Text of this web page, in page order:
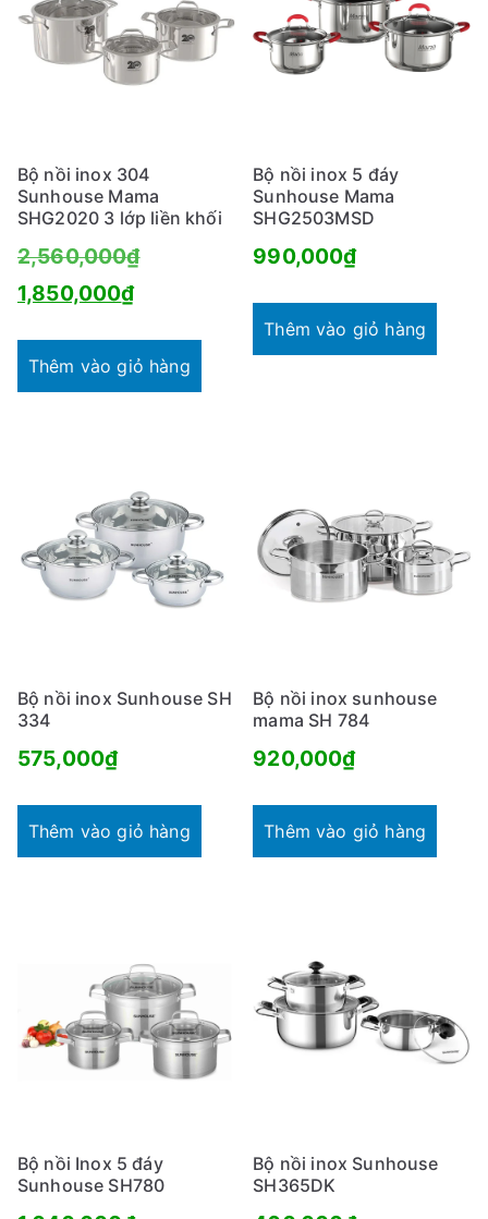
Bộ nồi inox 304
Sunhouse Mama
SHG2020 3 lớp liền khối
2,560,000₫Giá
2,560,000₫.
1,850,000₫Giá
tại
Thêm vào giỏ hàng
Bộ nồi inox 5 đáy
Sunhouse Mama
SHG2503MSD
990,000₫
Thêm vào giỏ hàng
Bộ nồi inox Sunhouse SH
334
575,000₫
Thêm vào giỏ hàng
Bộ nồi inox sunhouse
mama SH 784
920,000₫
Thêm vào giỏ hàng
Bộ nồi Inox 5 đáy
Sunhouse SH780
Bộ nồi inox Sunhouse
SH365DK